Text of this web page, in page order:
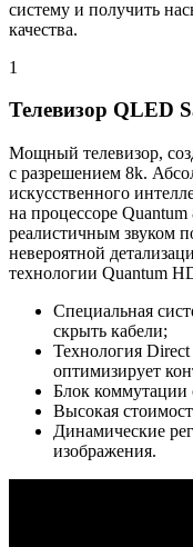
систему и получить
качества.
1
Телевизор QLED
Мощный телевизор,
с разрешением 8k.
искусственного
на процессоре
реалистичным звуком
невероятной
технологии Quantum
Специальная
скрыть кабели;
Технология
оптимизирует
Блок коммутации
Высокая
Динамические
изображения.